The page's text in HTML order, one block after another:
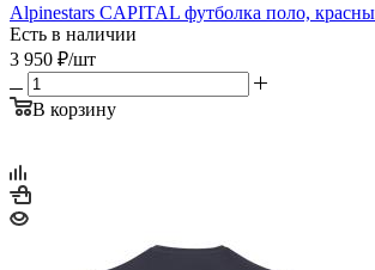
Alpinestars CAPITAL футболка поло,
Есть в наличии
3 950 ₽/шт
В корзину